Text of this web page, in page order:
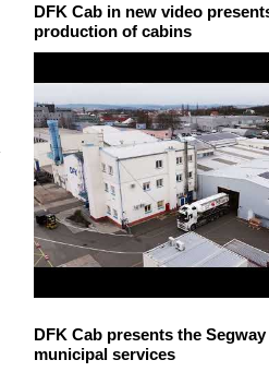
DFK Cab in new video
production of cabins
DFK Cab presents the
municipal services